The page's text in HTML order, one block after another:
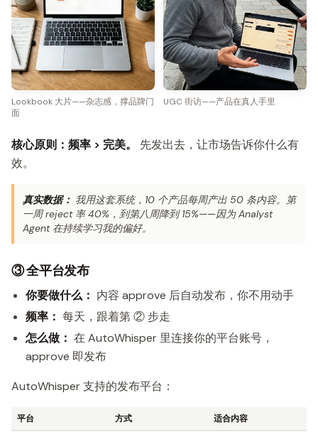
Lookbook 大片——杂志感，撑品牌门
面
UGC 街访——产品在真人手里
核心原则：频率 > 完美。
先发出去，让市场告诉你什么有
效。
真实数据： 我用这套系统，10 个产品每周产出 50 条内容。第
一周 reject 率 40%，到第八周降到 15%——因为 Analyst
Agent 在持续学习我的偏好。
③ 全平台发布
你要做什么： 内容 approve 后自动发布，你不用动手
频率： 每天，跟着第 ② 步走
怎么做： 在 AutoWhisper 里连接你的平台账号，
approve 即发布
AutoWhisper 支持的发布平台：
平台 方式 适合内容